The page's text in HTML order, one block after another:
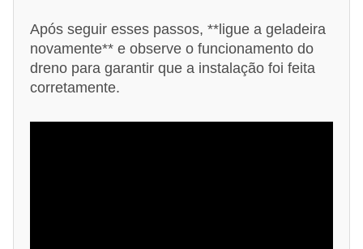
Após seguir esses passos, **ligue a geladeira
novamente** e observe o funcionamento do
dreno para garantir que a instalação foi feita
corretamente.